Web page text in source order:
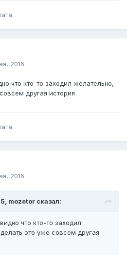
2016
что кто-то заходил желательно,
другая история
2016
mozetor сказал:
что кто-то заходил
это уже совсем другая